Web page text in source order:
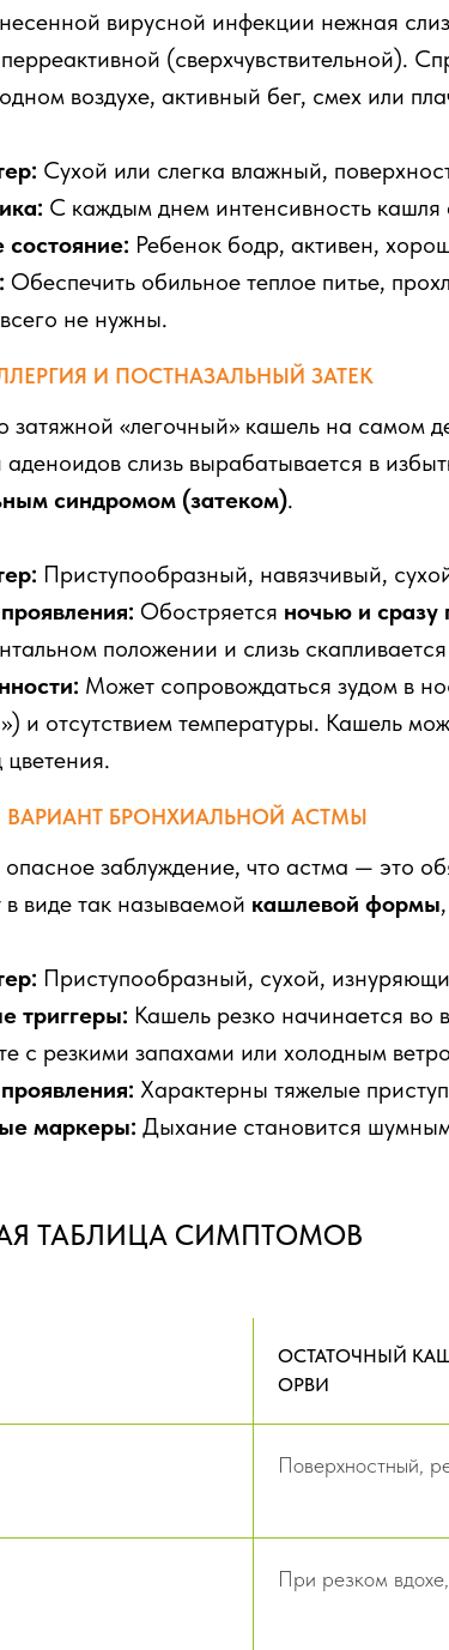
вирусной инфекции нежная
(сверхчувствительной).
воздухе, активный бег, смех или
Сухой или слегка влажный,
С каждым днем интенсивность кашля
Ребенок бодр, активен,
Обеспечить обильное теплое питье,
не нужны.
И ПОСТНАЗАЛЬНЫЙ ЗАТЕК
затяжной «легочный» кашель на самом
слизь вырабатывается в
синдромом (затеком).
Приступообразный, навязчивый,
Обостряется ночью и сразу
положении и слизь
Может сопровождаться зудом в
и отсутствием температуры. Кашель
БРОНХИАЛЬНОЙ АСТМЫ
опасное заблуждение, что астма — это
виде так называемой кашлевой формы
Приступообразный, сухой,
триггеры: Кашель резко начинается во
с резкими запахами или холодным
Характерны тяжелые
маркеры: Дыхание становится
ТАБЛИЦА СИМПТОМОВ
ОСТАТОЧНЫЙ
ОРВИ
Поверхностный,
При резком